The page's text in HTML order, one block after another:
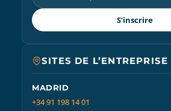
S’inscrire
SITES DE L’ENTREPRISE
MADRID
+34 91 198 14 01